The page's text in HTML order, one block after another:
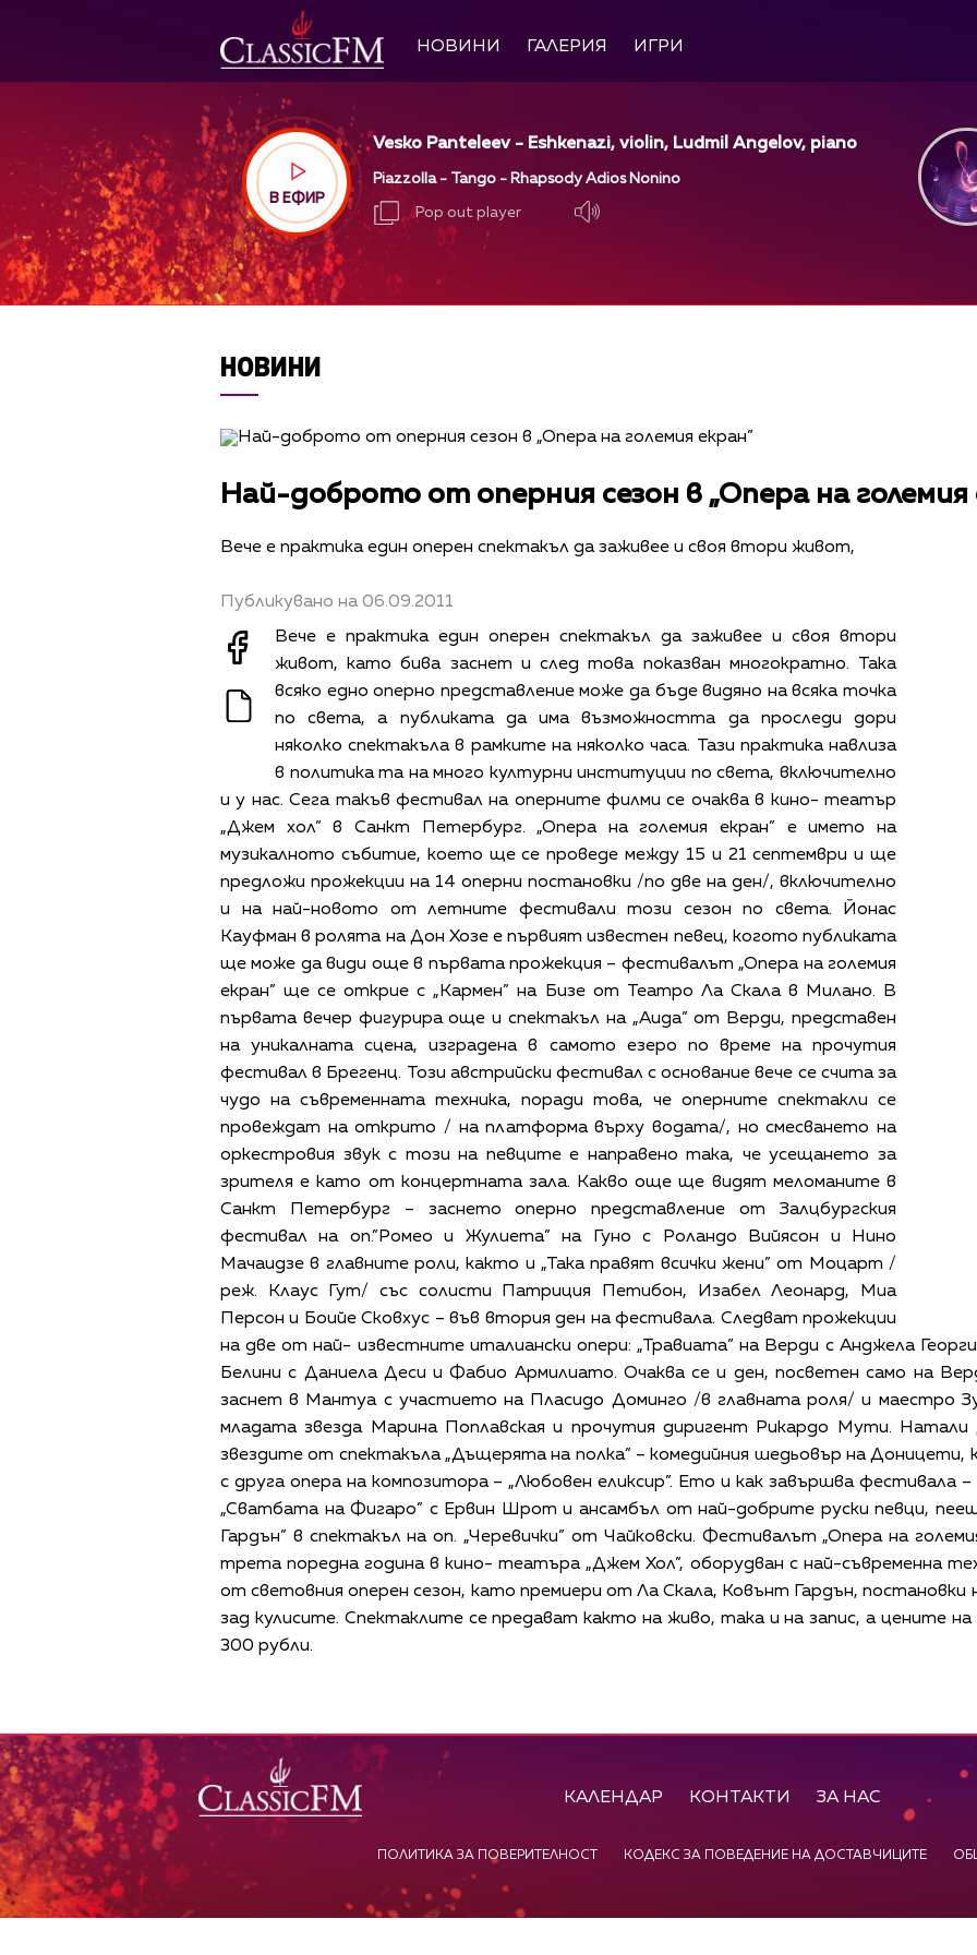
НОВИНИ ГАЛЕРИЯ ИГРИ
В ЕФИР
Vesko Panteleev - Eshkenazi, violin, Ludmil Angelov, piano
Piazzolla - Tango - Rhapsody Adios Nonino
Pop out player
НОВИНИ
Най-доброто от оперния сезон в „Опера на големия
Вече е практика един оперен спектакъл да заживее и своя втори живот,
Публикувано на 06.09.2011
Вече е практика един оперен спектакъл да заживее и своя втори
живот, като бива заснет и след това показван многократно. Така
всяко едно оперно представление може да бъде видяно на всяка точка
по света, а публиката да има възможността да проследи дори
няколко спектакъла в рамките на няколко часа. Тази практика навлиза
в политика та на много културни институции по света, включително
и у нас. Сега такъв фестивал на оперните филми се очаква в кино- театър
„Джем хол” в Санкт Петербург. „Опера на големия екран” е името на
музикалното събитие, което ще се проведе между 15 и 21 септември и ще
предложи прожекции на 14 оперни постановки /по две на ден/, включително
и на най-новото от летните фестивали този сезон по света. Йонас
Кауфман в ролята на Дон Хозе е първият известен певец, когото публиката
ще може да види още в първата прожекция – фестивалът „Опера на големия
екран” ще се открие с „Кармен” на Бизе от Театро Ла Скала в Милано. В
първата вечер фигурира още и спектакъл на „Аида” от Верди, представен
на уникалната сцена, изградена в самото езеро по време на прочутия
фестивал в Брегенц. Този австрийски фестивал с основание вече се счита за
чудо на съвременната техника, поради това, че оперните спектакли се
провеждат на открито / на платформа върху водата/, но смесването на
оркестровия звук с този на певците е направено така, че усещането за
зрителя е като от концертната зала. Какво още ще видят меломаните в
Санкт Петербург – заснето оперно представление от Залцбургския
фестивал на оп.”Ромео и Жулиета” на Гуно с Роландо Вийясон и Нино
Мачаидзе в главните роли, както и „Така правят всички жени” от Моцарт /
реж. Клаус Гут/ със солисти Патриция Петибон, Изабел Леонард, Миа
Персон и Боийе Сковхус – във втория ден на фестивала. Следват прожекции
на две от най- известните италиански опери: „Травиата” на Верди с Анджела
Белини с Даниела Деси и Фабио Армилиато. Очаква се и ден, посветен само на
заснет в Мантуа с участието на Пласидо Доминго /в главната роля/ и маестро
младата звезда Марина Поплавская и прочутия диригент Рикардо Мути.
звездите от спектакъла „Дъщерята на полка” – комедийния шедьовър на Доницети,
с друга опера на композитора – „Любовен еликсир”. Ето и как завършва фестивала
„Сватбата на Фигаро” с Ервин Шрот и ансамбъл от най-добрите руски певци,
Гардън” в спектакъл на оп. „Черевички” от Чайковски. Фестивалът „Опера на
трета поредна година в кино- театъра „Джем Хол”, оборудван с най-съвременна
от световния оперен сезон, като премиери от Ла Скала, Ковънт Гардън, постановки
зад кулисите. Спектаклите се предават както на живо, така и на запис, а цените
300 рубли.
КАЛЕНДАР КОНТАКТИ ЗА НАС
ПОЛИТИКА ЗА ПОВЕРИТЕЛНОСТ КОДЕКС ЗА ПОВЕДЕНИЕ НА ДОСТАВЧИЦИТЕ